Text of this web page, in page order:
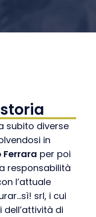
subito diverse
in
per poi
responsabilità
l’attuale
srl, i cui
dell’attività di